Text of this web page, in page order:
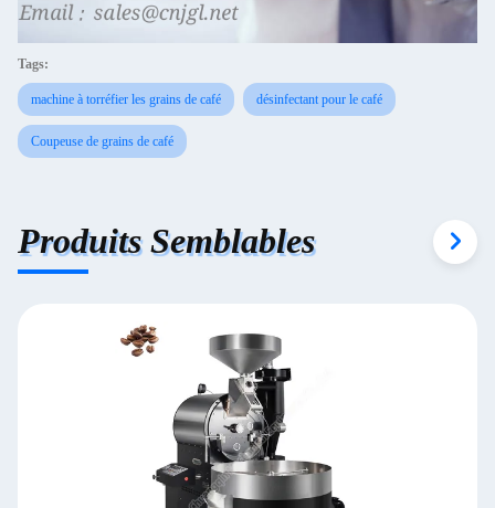
Tags:
machine à torréfier les grains de café désinfectant pour le café
Coupeuse de grains de café
Produits Semblables